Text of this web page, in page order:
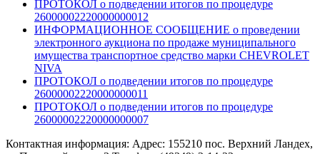
ПРОТОКОЛ о подведении итогов по процедуре
26000002220000000012
ИНФОРМАЦИОННОЕ СООБЩЕНИЕ о проведении
электронного аукциона по продаже муниципального
имущества транспортное средство марки CHEVROLET
NIVA
ПРОТОКОЛ о подведении итогов по процедуре
26000002220000000011
ПРОТОКОЛ о подведении итогов по процедуре
26000002220000000007
Контактная информация: Адрес: 155210 пос. Верхний Ландех,